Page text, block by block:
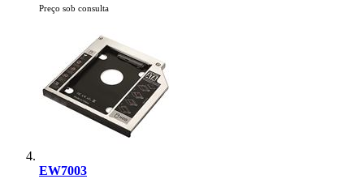
Preço sob consulta
EW7003